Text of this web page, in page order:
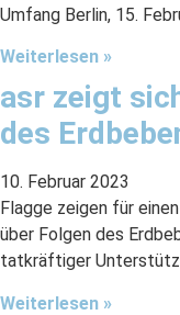
Umfang Berlin, 15.
Weiterlesen »
asr zeigt
des
10. Februar 2023
Flagge zeigen für
über Folgen des
tatkräftiger
Weiterlesen »